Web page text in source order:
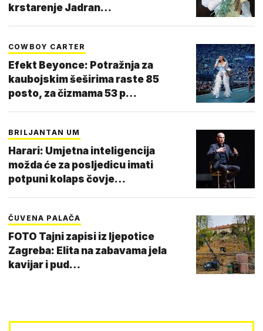
krstarenje Jadran…
COWBOY CARTER
Efekt Beyonce: Potražnja za
kaubojskim šeširima raste 85
posto, za čizmama 53 p…
BRILJANTAN UM
Harari: Umjetna inteligencija
možda će za posljedicu imati
potpuni kolaps čovje…
ČUVENA PALAČA
FOTO Tajni zapisi iz ljepotice
Zagreba: Elita na zabavama jela
kavijar i pud…